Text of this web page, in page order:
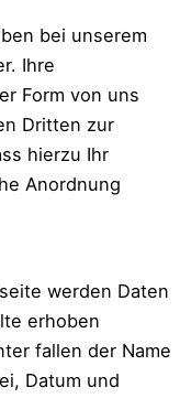
bei unserem
Ihre
Form von uns
Dritten zur
hierzu Ihr
Anordnung
werden Daten
erhoben
fallen der Name
Datum und